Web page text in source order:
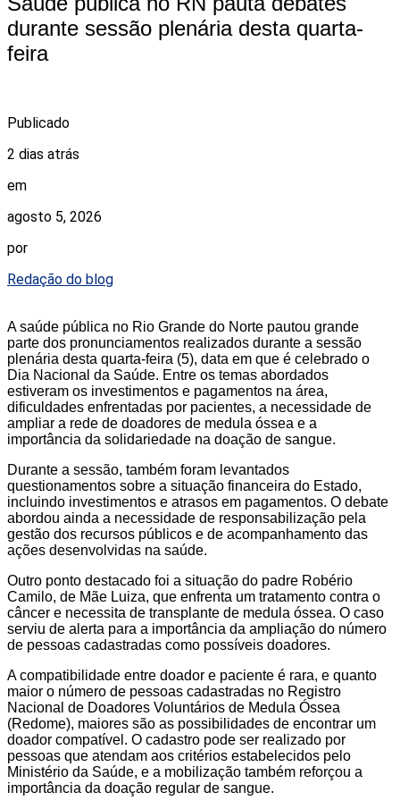
durante sessão plenária desta quarta-
feira
Publicado
2 dias atrás
em
agosto 5, 2026
por
Redação do blog
A saúde pública no Rio Grande do Norte pautou grande
parte dos pronunciamentos realizados durante a sessão
plenária desta quarta-feira (5), data em que é celebrado o
Dia Nacional da Saúde. Entre os temas abordados
estiveram os investimentos e pagamentos na área,
dificuldades enfrentadas por pacientes, a necessidade de
ampliar a rede de doadores de medula óssea e a
importância da solidariedade na doação de sangue.
Durante a sessão, também foram levantados
questionamentos sobre a situação financeira do Estado,
incluindo investimentos e atrasos em pagamentos. O debate
abordou ainda a necessidade de responsabilização pela
gestão dos recursos públicos e de acompanhamento das
ações desenvolvidas na saúde.
Outro ponto destacado foi a situação do padre Robério
Camilo, de Mãe Luiza, que enfrenta um tratamento contra o
câncer e necessita de transplante de medula óssea. O caso
serviu de alerta para a importância da ampliação do número
de pessoas cadastradas como possíveis doadores.
A compatibilidade entre doador e paciente é rara, e quanto
maior o número de pessoas cadastradas no Registro
Nacional de Doadores Voluntários de Medula Óssea
(Redome), maiores são as possibilidades de encontrar um
doador compatível. O cadastro pode ser realizado por
pessoas que atendam aos critérios estabelecidos pelo
Ministério da Saúde, e a mobilização também reforçou a
importância da doação regular de sangue.